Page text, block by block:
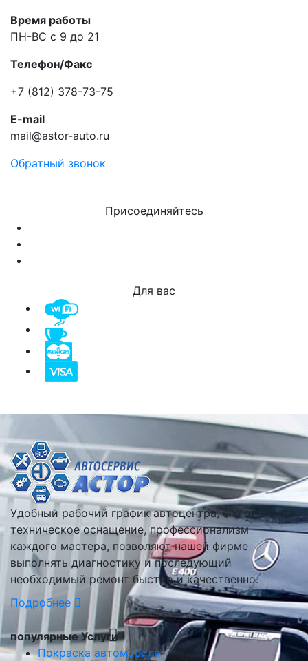
Время работы
ПН-ВС с 9 до 21
Телефон/Факс
+7 (812) 378-73-75
E-mail
mail@astor-auto.ru
Обратный звонок
Присоединяйтесь
Для вас
Удобный рабочий график автоцентра, его отличное
техническое оснащение, профессионализм
каждого мастера, позволяют нашей фирме
выполнять диагностику и последующий
необходимый ремонт быстро и качественно.
Подробнее
популярные Услуги
Покраска автомобиля